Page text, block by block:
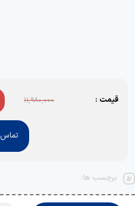
قیمت : 11,980,000
تماس
برچسب ها: